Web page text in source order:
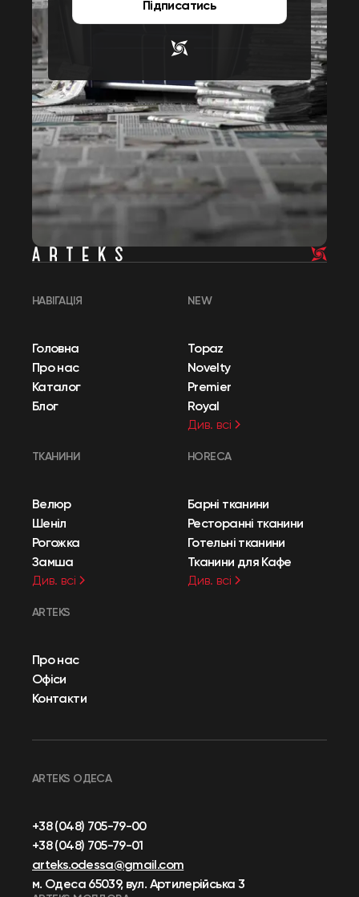
Підписатись
НАВІГАЦІЯ
Головна
Про нас
Каталог
Блог
NEW
Topaz
Novelty
Premier
Royal
Див. всі
ТКАНИНИ
Велюр
Шеніл
Рогожка
Замша
Див. всі
HORECA
Барні тканини
Ресторанні тканини
Готельні тканини
Тканини для Кафе
Див. всі
ARTEKS
Про нас
Офіси
Контакти
ARTEKS ОДЕСА
+38 (048) 705-79-00
+38 (048) 705-79-01
arteks.odessa@gmail.com
м. Одеса 65039, вул. Артилерійська 3